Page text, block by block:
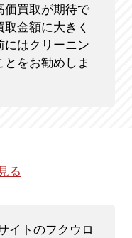
価買取が期待で
金額に大きく
にはクリーニン
をお勧めしま
る
イトのフクウロ